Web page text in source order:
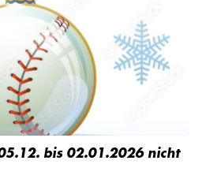
bis 02.01.2026 nicht